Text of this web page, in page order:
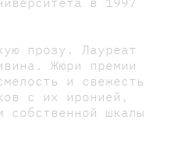
прозу. Лауреат
Жюри премии
и свежесть
с их иронией,
собственной шкалы